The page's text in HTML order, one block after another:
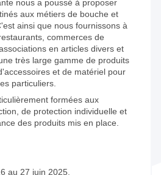
aux métiers de bouche et
ainsi que nous fournissons à
commerces de
en articles divers et
très large gamme de produits
et de matériel pour
particuliers.
formées aux
de protection individuelle et
des produits mis en place.
au 27 juin 2025.